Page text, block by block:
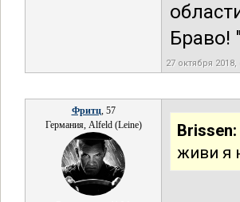
Браво!
27 октября 2018,
Фритц, 57
Германия, Alfeld (Leine)
Brissen:
живи я